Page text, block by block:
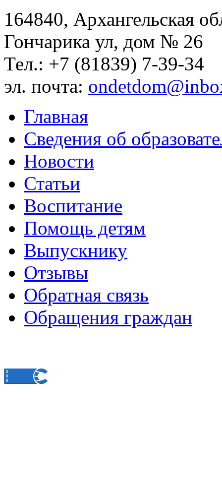
164840, Архангельская
Гончарика ул, дом № 26
Тел.: +7 (81839) 7-39-34
эл. почта:
Главная
Сведения об
Новости
Статьи
Воспитание
Помощь детям
Выпускнику
Отзывы
Обратная связь
Обращения граждан